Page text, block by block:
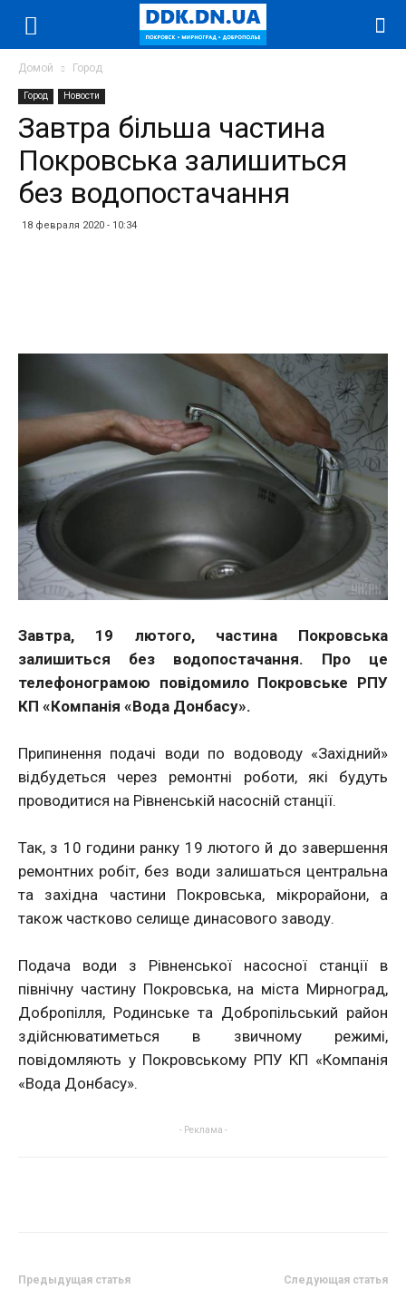
Домой Город
Город Новости
Завтра більша частина
Покровська залишиться
без водопостачання
18 февраля 2020 - 10:34
Завтра, 19 лютого, частина Покровська
залишиться без водопостачання. Про це
телефонограмою повідомило Покровське РПУ
КП «Компанія «Вода Донбасу».
Припинення подачі води по водоводу «Західний»
відбудеться через ремонтні роботи, які будуть
проводитися на Рівненській насосній станції.
Так, з 10 години ранку 19 лютого й до завершення
ремонтних робіт, без води залишаться центральна
та західна частини Покровська, мікрорайони, а
також частково селище динасового заводу.
Подача води з Рівненської насосної станції в
північну частину Покровська, на міста Мирноград,
Добропілля, Родинське та Добропільський район
здійснюватиметься в звичному режимі,
повідомляють у Покровському РПУ КП «Компанія
«Вода Донбасу».
- Реклама -
Предыдущая статья Следующая статья